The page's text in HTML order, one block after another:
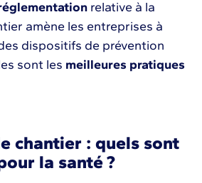
relative à la
amène les entreprises à
dispositifs de prévention
sont les meilleures pratiques
chantier : quels sont
la santé ?